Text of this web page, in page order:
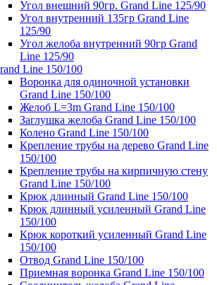
Угол внешний 90гр. Grand Line 125/90
Угол внутренний 135гр Grand Line
125/90
Угол желоба внутренний 90гр Grand
Line 125/90
Line 150/100
Воронка для одиночной установки
Grand Line 150/100
Желоб L=3m Grand Line 150/100
Заглушка желоба Grand Line 150/100
Колено Grand Line 150/100
Крепление трубы на дерево Grand Line
150/100
Крепление трубы на кирпичную стену
Grand Line 150/100
Крюк длинный Grand Line 150/100
Крюк длинный усиленный Grand Line
150/100
Крюк короткий усиленный Grand Line
150/100
Отвод Grand Line 150/100
Приемная воронка Grand Line 150/100